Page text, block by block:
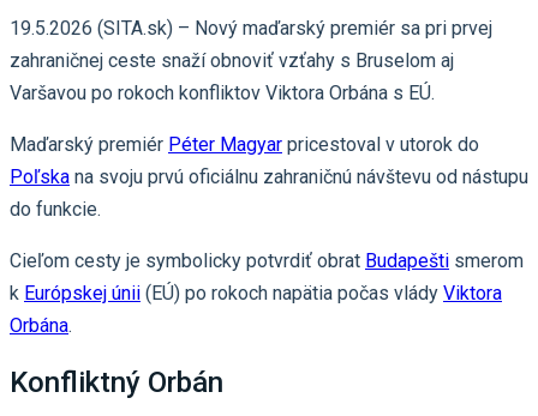
19.5.2026 (SITA.sk) – Nový maďarský premiér sa pri prvej
zahraničnej ceste snaží obnoviť vzťahy s Bruselom aj
Varšavou po rokoch konfliktov Viktora Orbána s EÚ.
Maďarský premiér Péter Magyar pricestoval v utorok do
Poľska na svoju prvú oficiálnu zahraničnú návštevu od nástupu
do funkcie.
Cieľom cesty je symbolicky potvrdiť obrat Budapešti smerom
k Európskej únii (EÚ) po rokoch napätia počas vlády Viktora
Orbána.
Konfliktný Orbán